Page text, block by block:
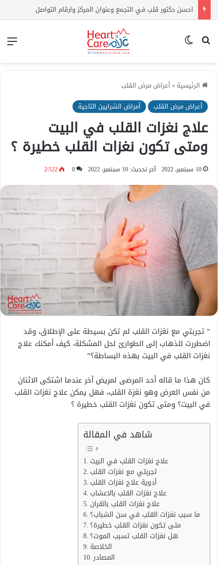
بحث عن
الرئيسية »أعراض مرض القلب
أعراض مرض القلب
أمراض الشرايين التاجية
علاج نغزات القلب في البيت
ومتى تكون نغزات القلب خطيرة ؟
10 سبتمبر، 2022 آخر تحديث: 10 سبتمبر، 2022 0 2٬522
” تجربتي مع نغزات القلب لم تكن بسيطة على الإطلاق، وقد
اضطررت للذهاب إلى الطوارئ لحل المشكلة، كيف أمكنك علاج
نغزات القلب في البيت بهذه البساطة؟”
كان هذا ما قاله أحد المرضى لمريض آخر عندما اشتكى الاثنان
من نفس العرض وهو نغزة القلب، فهل يمكن علاج نغزات القلب
في البيت؟ ومتى تكون نغزات القلب خطيرة ؟
شاهد في المقالة
علاج نغزات القلب في البيت
تجربتي مع نغزات القلب
أدوية علاج نغزات القلب
علاج نغزات القلب بالاعشاب
علاج نغزات القلب بالقران
ما سبب نغزات القلب في سن الشباب؟
متى تكون نغزات القلب خطيرة؟
هل نغزات القلب تسبب الموت؟
الخلاصة
المصادر